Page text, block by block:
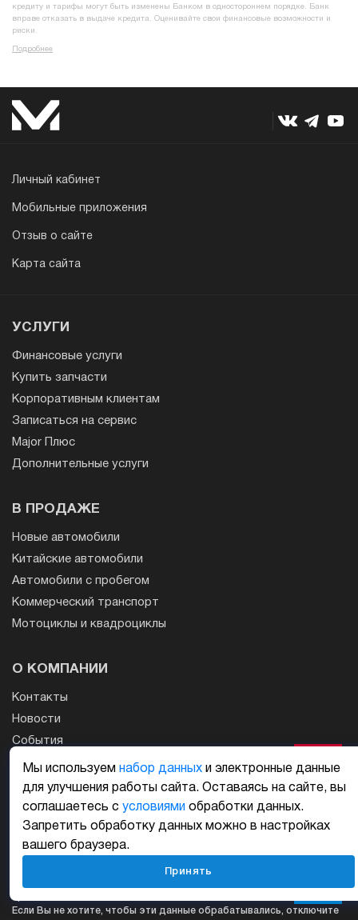
кредиту и тарифы могут быть изменены Банком в одностороннем порядке. Банк
вправе отказать в выдаче кредита. Оценивайте свои финансовые возможности и
риски.
Подробнее
Личный кабинет
Мобильные приложения
Отзыв о сайте
Карта сайта
УСЛУГИ
Финансовые услуги
Купить запчасти
Корпоративным клиентам
Записаться на сервис
Major Плюс
Дополнительные услуги
В ПРОДАЖЕ
Новые автомобили
Китайские автомобили
Автомобили с пробегом
Коммерческий транспорт
Мотоциклы и квадроциклы
О КОМПАНИИ
Контакты
Новости
События
Работа в Major Auto
Автосалоны Москвы
Автосалоны СПб
Major Auto в Санкт-Петербурге
Для повышения удобства работы с сайтом компания Major
Если Вы не хотите, чтобы эти данные обрабатывались, отключите
Мы используем набор данных и электронные данные
для улучшения работы сайта. Оставаясь на сайте, вы
соглашаетесь с условиями обработки данных.
Запретить обработку данных можно в настройках
вашего браузера.
Принять